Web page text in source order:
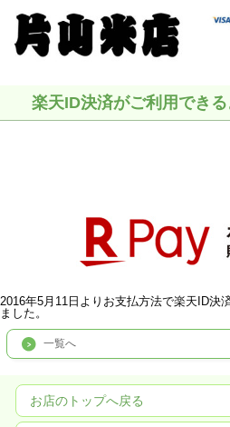
楽天ID決済がご利用できる
2016年5月11日よりお支払方法で楽天ID決
ました。
一覧へ
お店のトップへ戻る